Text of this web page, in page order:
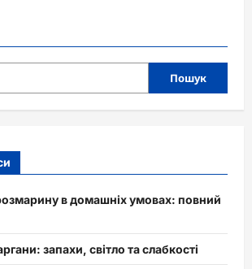
Пошук
в домашніх умовах: повний
запахи, світло та слабкості